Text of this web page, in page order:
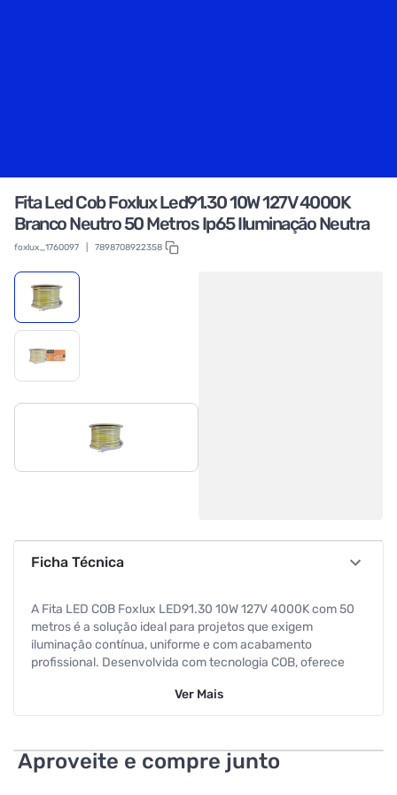
Fita Led Cob Foxlux Led91.30 10W 127V 4000K
Branco Neutro 50 Metros Ip65 Iluminação Neutra
foxlux_1760097 7898708922358
Ficha Técnica
A Fita LED COB Foxlux LED91.30 10W 127V 4000K com 50
metros é a solução ideal para projetos que exigem
iluminação contínua, uniforme e com acabamento
profissional. Desenvolvida com tecnologia COB, oferece
proporcionando um efeito linear sofisticado. Com
precisam de conforto visual aliado à boa visibilidade. É
indicada para aplicações como sancas, corredores, vitrines,
Ver Mais
Aproveite e compre junto